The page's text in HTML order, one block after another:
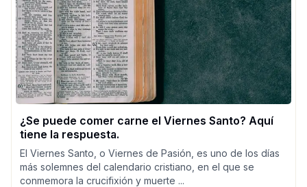
¿Se puede comer carne el Viernes Santo? Aquí
tiene la respuesta.
El Viernes Santo, o Viernes de Pasión, es uno de los días
más solemnes del calendario cristiano, en el que se
conmemora la crucifixión y muerte ...